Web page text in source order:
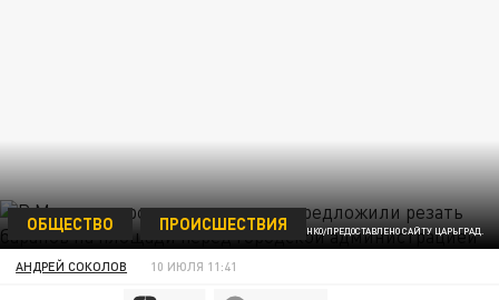
ФОТО: УЛЬЯНА ШЕВЧЕНКО/ПРЕДОСТАВЛЕНО САЙТУ ЦАРЬГРАД.
ОБЩЕСТВО ПРОИСШЕСТВИЯ
АНДРЕЙ СОКОЛОВ 10 ИЮЛЯ 11:41